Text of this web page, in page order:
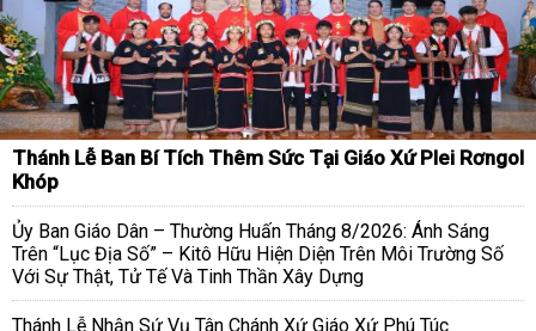
Thánh Lễ Ban Bí Tích Thêm Sức Tại Giáo Xứ Plei Rơngol
Khóp
Ủy Ban Giáo Dân – Thường Huấn Tháng 8/2026: Ánh Sáng
Trên “Lục Địa Số” – Kitô Hữu Hiện Diện Trên Môi Trường Số
Với Sự Thật, Tử Tế Và Tinh Thần Xây Dựng
Thánh Lễ Nhận Sứ Vụ Tân Chánh Xứ Giáo Xứ Phú Túc